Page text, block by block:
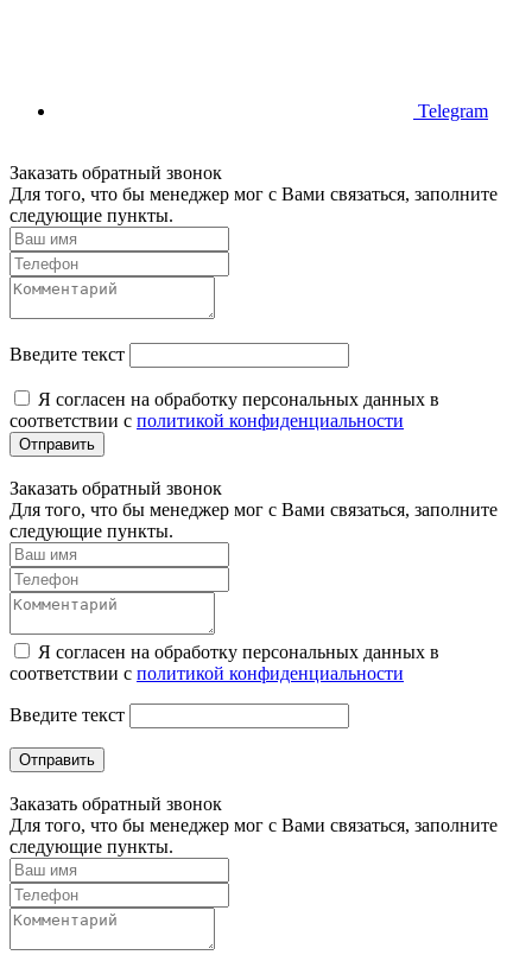
Telegram
Заказать обратный звонок
Для того, что бы менеджер мог с Вами связаться, заполните
следующие пункты.
Введите текст
Я согласен на обработку персональных данных в
соответствии с политикой конфиденциальности
Отправить
Заказать обратный звонок
Для того, что бы менеджер мог с Вами связаться, заполните
следующие пункты.
Я согласен на обработку персональных данных в
соответствии с политикой конфиденциальности
Введите текст
Отправить
Заказать обратный звонок
Для того, что бы менеджер мог с Вами связаться, заполните
следующие пункты.